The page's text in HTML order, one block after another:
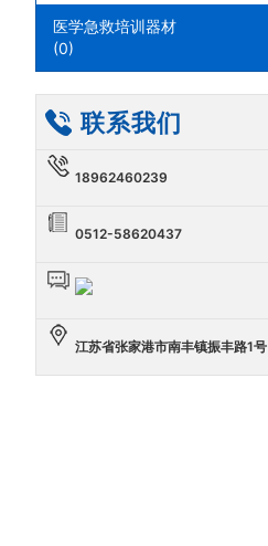
医学急救培训器材
(0)
联系我们
18962460239
0512-58620437
江苏省张家港市南丰镇振丰路1号